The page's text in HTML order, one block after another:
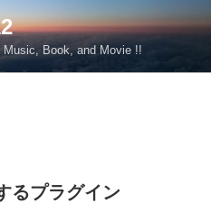
Book, and Movie !!
るプラグイン